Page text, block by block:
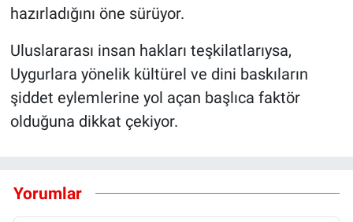
hazırladığını öne sürüyor.
Uluslararası insan hakları teşkilatlarıysa,
Uygurlara yönelik kültürel ve dini baskıların
şiddet eylemlerine yol açan başlıca faktör
olduğuna dikkat çekiyor.
Yorumlar